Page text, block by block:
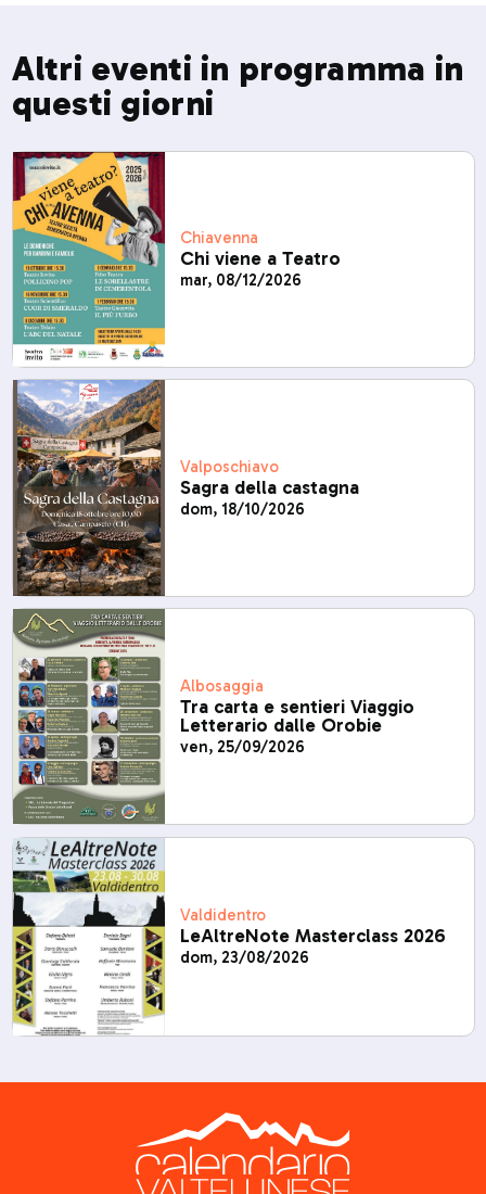
Altri eventi in programma in
questi giorni
Chiavenna
Chi viene a Teatro
mar, 08/12/2026
Valposchiavo
Sagra della castagna
dom, 18/10/2026
Albosaggia
Tra carta e sentieri Viaggio
Letterario dalle Orobie
ven, 25/09/2026
Valdidentro
LeAltreNote Masterclass 2026
dom, 23/08/2026